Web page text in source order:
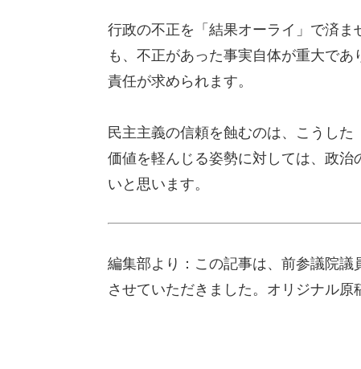
行政の不正を「結果オーライ」で済
も、不正があった事実自体が重大で
責任が求められます。
民主主義の信頼を蝕むのは、こうし
価値を軽んじる姿勢に対しては、政
いと思います。
編集部より：この記事は、前参議院
させていただきました。オリジナル原